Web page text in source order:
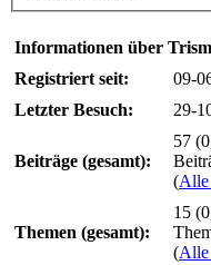
Informationen über
Registriert seit:
09-
Letzter Besuch:
29-
Beiträge (gesamt):
57
(Alle
Themen (gesamt):
15
(Alle